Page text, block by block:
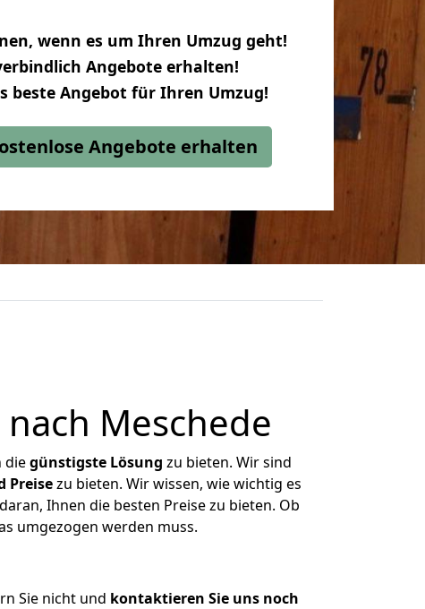
wenn es um Ihren Umzug geht!
Angebote erhalten!
beste Angebot für Ihren Umzug!
Angebote erhalten
Meschede
diegünstigste Lösung zu bieten. Wir sind
Preisezu bieten. Wir wissen, wie wichtig es
Ihnen die besten Preise zu bieten. Ob
umgezogen werden muss.
Sie nicht und kontaktieren Sie uns noch